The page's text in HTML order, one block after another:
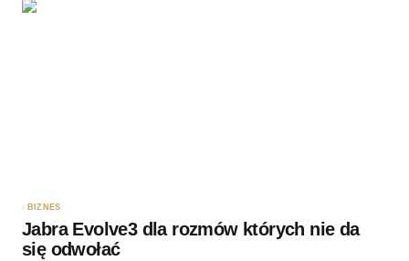
BIZNES
Jabra Evolve3 dla rozmów których nie da
się odwołać